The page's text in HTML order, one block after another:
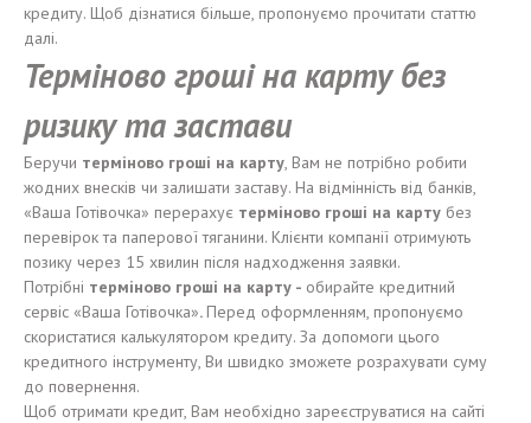
кредиту. Щоб дізнатися більше, пропонуємо прочитати статтю
далі.
Терміново грошіна картубез
ризику та застави
Беручи терміново гроші на карту, Вам не потрібно робити
жодних внесків чи залишати заставу. На відмінність від банків,
«Ваша Готівочка» перерахує терміново гроші на карту без
перевірок та паперової тяганини. Клієнти компанії отримують
позику через 15 хвилин після надходження заявки.
Потрібні терміново гроші на карту - обирайте кредитний
сервіс «Ваша Готівочка». Перед оформленням, пропонуємо
скористатися калькулятором кредиту. За допомоги цього
кредитного інструменту, Ви швидко зможете розрахувати суму
до повернення.
Щоб отримати кредит, Вам необхідно зареєструватися на сайті